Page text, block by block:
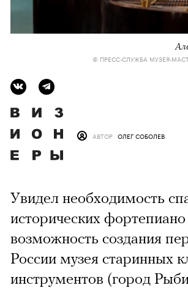
© ПРЕСС-СЛУЖБА МУЗЕЯ-
АВТОР ОЛЕГ СОБОЛЕВ
Увидел необходимость
исторических
возможность создания
России музея старинных
инструментов (город